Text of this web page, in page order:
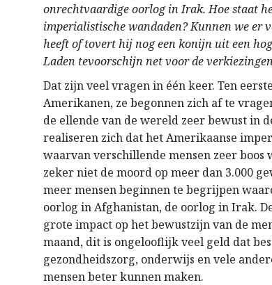
onrechtvaardige oorlog in Irak. Hoe staat
imperialistische wandaden? Kunnen we er
heeft of tovert hij nog een konijn uit een
Laden tevoorschijn net voor de
Dat zijn veel vragen in één keer. Ten
Amerikanen, ze begonnen zich af te
de ellende van de wereld zeer bewust in
realiseren zich dat het Amerikaanse
waarvan verschillende mensen zeer
zeker niet de moord op meer dan 3.000
meer mensen beginnen te begrijpen
oorlog in Afghanistan, de oorlog in Irak.
grote impact op het bewustzijn van de
maand, dit is ongelooflijk veel geld dat
gezondheidszorg, onderwijs en vele
mensen beter kunnen maken.